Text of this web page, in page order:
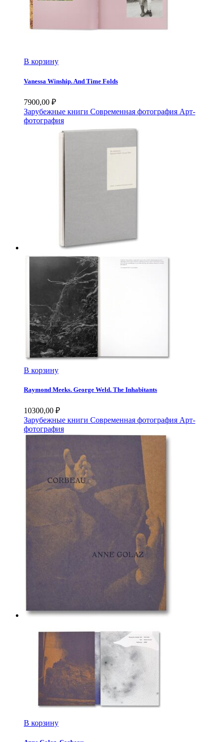
В корзину
Vanessa Winship. And Time Folds
7900,00 ₽
Зарубежные книги Современная фотография Арт-
фотография
В корзину
Raymond Meeks. George Weld. The Inhabitants
10300,00 ₽
Зарубежные книги Современная фотография Арт-
фотография
В корзину